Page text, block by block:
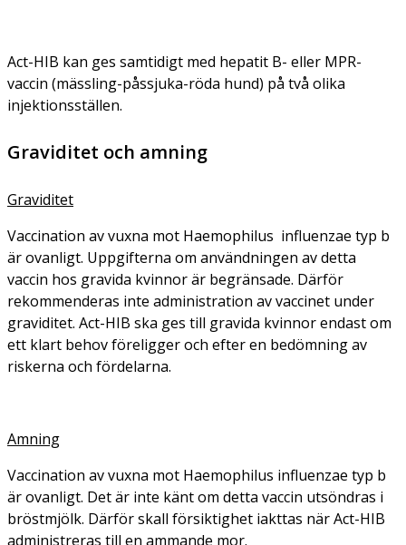
Act-HIB kan ges samtidigt med hepatit B- eller MPR-
vaccin (mässling-påssjuka-röda hund) på två olika
injektionsställen.
Graviditet och amning
Graviditet
Vaccination av vuxna mot Haemophilus influenzae typ b
är ovanligt. Uppgifterna om användningen av detta
vaccin hos gravida kvinnor är begränsade. Därför
rekommenderas inte administration av vaccinet under
graviditet. Act-HIB ska ges till gravida kvinnor endast om
ett klart behov föreligger och efter en bedömning av
riskerna och fördelarna.
Amning
Vaccination av vuxna mot Haemophilus influenzae typ b
är ovanligt. Det är inte känt om detta vaccin utsöndras i
bröstmjölk. Därför skall försiktighet iakttas när Act-HIB
administreras till en ammande mor.